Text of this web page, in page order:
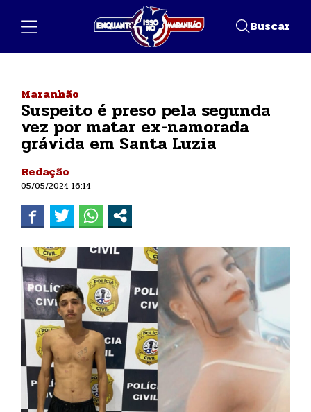
Buscar
Maranhão
Suspeito é preso pela segunda
vez por matar ex-namorada
grávida em Santa Luzia
Redação
05/05/2024 16:14